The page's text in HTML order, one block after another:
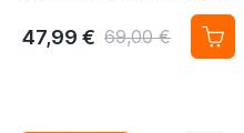
47,99 € 69,00 €